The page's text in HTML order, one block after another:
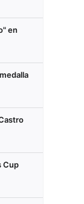
en
Cup